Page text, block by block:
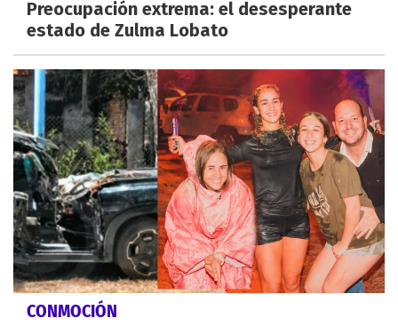
Preocupación extrema: el desesperante
estado de Zulma Lobato
CONMOCIÓN